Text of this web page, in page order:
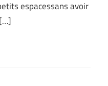
espacessans avoir